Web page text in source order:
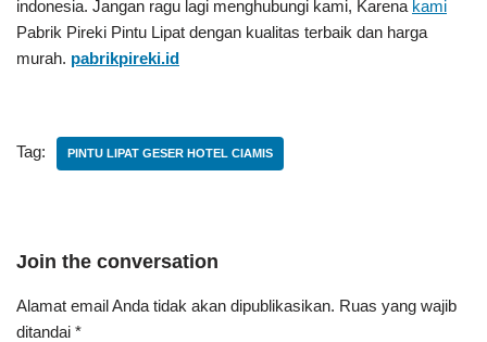
indonesia. Jangan ragu lagi menghubungi kami, Karena kami
Pabrik Pireki Pintu Lipat dengan kualitas terbaik dan harga
murah. pabrikpireki.id
Tag: PINTU LIPAT GESER HOTEL CIAMIS
Join the conversation
Alamat email Anda tidak akan dipublikasikan. Ruas yang wajib
ditandai *